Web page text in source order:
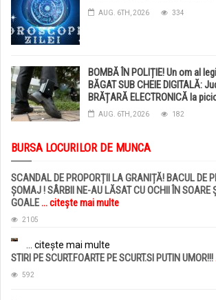
AUG. 6TH, 2026 334
BOMBĂ ÎN POLIȚIE! Un om al
BĂGAT SUB CHEIE DIGITALĂ:
BRĂȚARĂ ELECTRONICĂ la
AUG. 6TH, 2026 182
BURSA LOCURILOR DE MUNCA
SCANDAL DE PROPORȚII LA GRANIȚĂ! BACUL DE
ȘOMAJ ! SÂRBII NE-AU LĂSAT CU OCHII ÎN SOARE
GOALE... citește mai multe
2105
... citește mai multe
STIRI PE SCURT.FOARTE PE SCURT.SI PUTIN UMOR!!!
592